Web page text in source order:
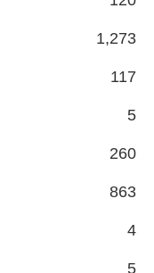
1,273
117
5
260
863
4
5